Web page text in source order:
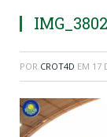
POR CROT4D EM 17